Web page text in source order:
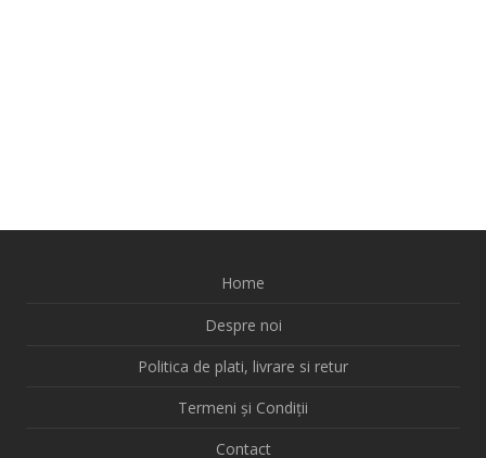
Home
Despre noi
Politica de plati, livrare si retur
Termeni și Condiții
Contact